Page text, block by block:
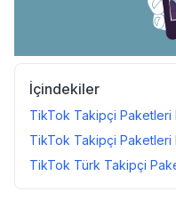
İçindekiler
TikTok Takipçi Paketleri
TikTok Takipçi Paketleri
TikTok Türk Takipçi